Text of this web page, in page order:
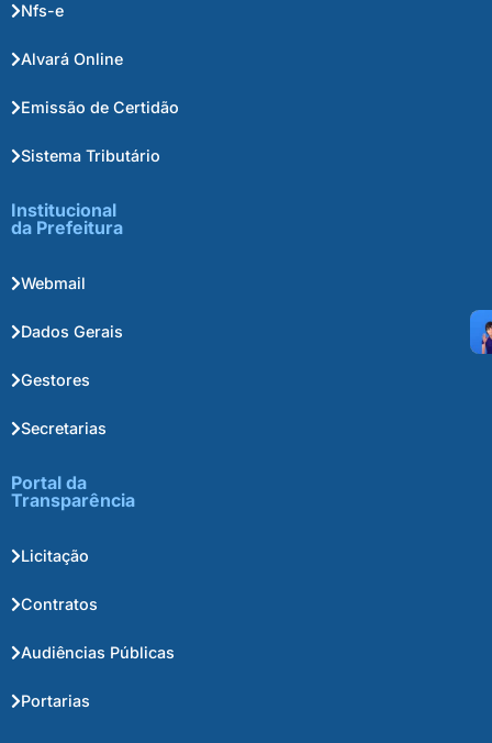
Nfs-e
Alvará Online
Emissão de Certidão
Sistema Tributário
Institucional
da Prefeitura
Webmail
Dados Gerais
Gestores
Secretarias
Portal da
Transparência
Licitação
Contratos
Audiências Públicas
Portarias